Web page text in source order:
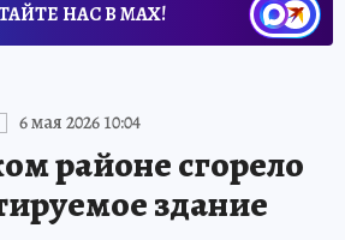
НАС В МАХ!
6 мая 2026 10:04
районе сгорело
здание